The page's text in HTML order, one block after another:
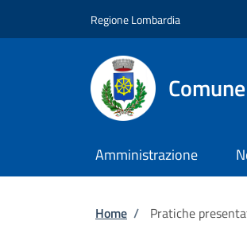
Regione Lombardia
Amministrazione
Briciole di
Home / Pratiche